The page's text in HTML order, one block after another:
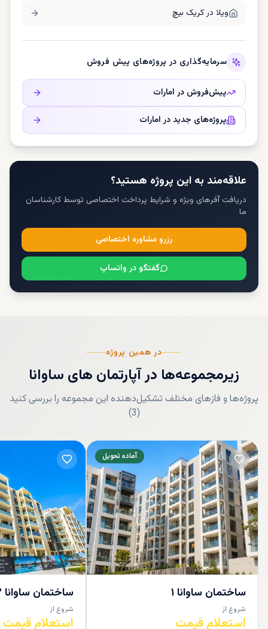
ویلا درکریک بیچ
سرمایه‌گذاری در پروژه‌های پیش فروش
پیش‌فروش در امارات
پروژه‌های جدید در امارات
علاقه‌مند به این پروژه هستید؟
دریافت آفرهای ویژه و شرایط پرداخت اختصاصی توسط کارشناسان
ما
رزرو مشاوره اختصاصی
گفتگو در واتساپ
در همین پروژه
زیرمجموعه‌ها درآپارتمان های ساوانا
پروژه‌ها و فازهای مختلف تشکیل‌دهنده این مجموعه را بررسی کنید
(
3
)
آماده تحویل
ساختمان ساوانا ۱
شروع از
استعلام قیمت
ساختمان ساوانا ۲
شروع از
استعلام قیمت